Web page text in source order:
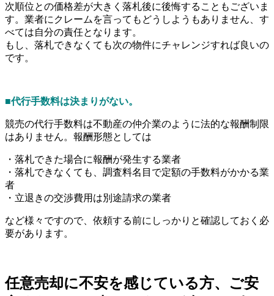
次順位との価格差が大きく落札後に後悔することもございま
す。業者にクレームを言ってもどうしようもありません、す
べては自分の責任となります。
もし、落札できなくても次の物件にチャレンジすれば良いの
です。
■代行手数料は決まりがない。
競売の代行手数料は不動産の仲介業のように法的な報酬制限
はありません。報酬形態としては
・落札できた場合に報酬が発生する業者
・落札できなくても、調査料名目で定額の手数料がかかる業
者
・立退きの交渉費用は別途請求の業者
など様々ですので、依頼する前にしっかりと確認しておく必
要があります。
任意売却に不安を感じている方、ご安